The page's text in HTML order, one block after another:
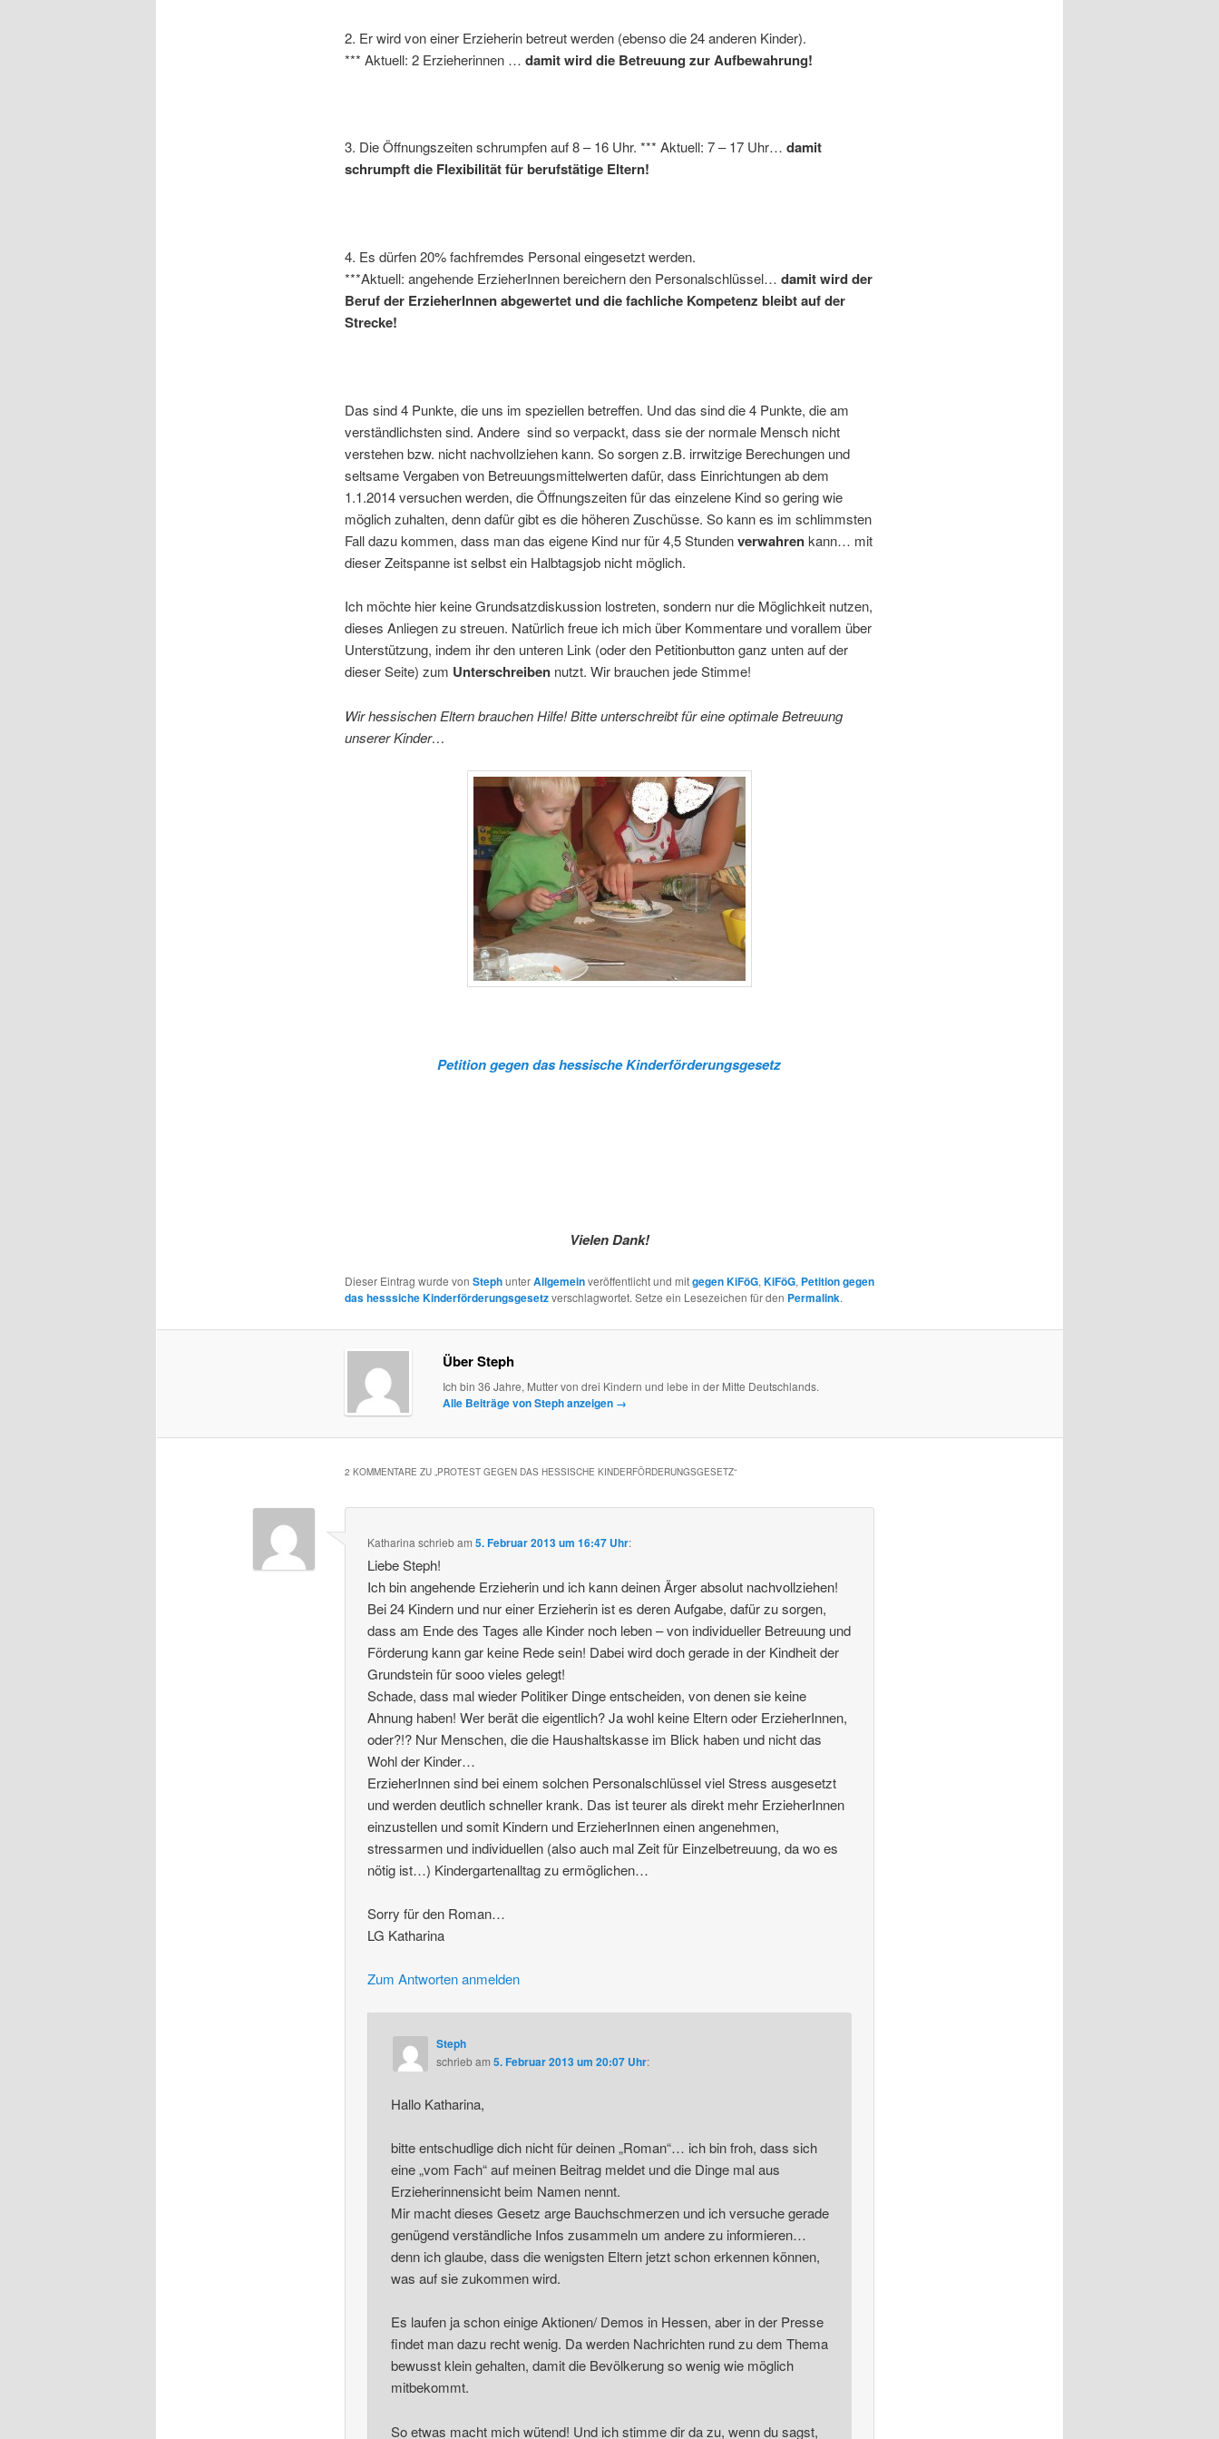
2. Er wird von einer Erzieherin betreut werden (ebenso die 24 anderen Kinder).
*** Aktuell: 2 Erzieherinnen … damit wird die Betreuung zur Aufbewahrung!
3. Die Öffnungszeiten schrumpfen auf 8 – 16 Uhr. *** Aktuell: 7 – 17 Uhr… damit
schrumpft die Flexibilität für berufstätige Eltern!
4. Es dürfen 20% fachfremdes Personal eingesetzt werden.
***Aktuell: angehende ErzieherInnen bereichern den Personalschlüssel… damit wird der
Beruf der ErzieherInnen abgewertet und die fachliche Kompetenz bleibt auf der
Strecke!
Das sind 4 Punkte, die uns im speziellen betreffen. Und das sind die 4 Punkte, die am
verständlichsten sind. Andere sind so verpackt, dass sie der normale Mensch nicht
verstehen bzw. nicht nachvollziehen kann. So sorgen z.B. irrwitzige Berechungen und
seltsame Vergaben von Betreuungsmittelwerten dafür, dass Einrichtungen ab dem
1.1.2014 versuchen werden, die Öffnungszeiten für das einzelene Kind so gering wie
möglich zuhalten, denn dafür gibt es die höheren Zuschüsse. So kann es im schlimmsten
Fall dazu kommen, dass man das eigene Kind nur für 4,5 Stundenverwahrenkann… mit
dieser Zeitspanne ist selbst ein Halbtagsjob nicht möglich.
Ich möchte hier keine Grundsatzdiskussion lostreten, sondern nur die Möglichkeit nutzen,
dieses Anliegen zu streuen. Natürlich freue ich mich über Kommentare und vorallem über
Unterstützung, indem ihr den unteren Link (oder den Petitionbutton ganz unten auf der
dieser Seite) zum Unterschreibennutzt. Wir brauchen jede Stimme!
Wir hessischen Eltern brauchen Hilfe! Bitte unterschreibt für eine optimale Betreuung
unserer Kinder…
Petition gegen das hessische Kinderförderungsgesetz
Vielen Dank!
Dieser Eintrag wurde von StephunterAllgemeinveröffentlicht und mitgegen KiFöG, KiFöG, Petition gegen
das hesssiche Kinderförderungsgesetzverschlagwortet. Setze ein Lesezeichen für den Permalink.
Über Steph
Ich bin 36 Jahre, Mutter von drei Kindern und lebe in der Mitte Deutschlands.
Alle Beiträge von Steph anzeigen →
2 KOMMENTARE ZU „PROTEST GEGEN DAS HESSISCHE KINDERFÖRDERUNGSGESETZ“
Katharina schriebam5. Februar 2013 um 16:47 Uhr:
Liebe Steph!
Ich bin angehende Erzieherin und ich kann deinen Ärger absolut nachvollziehen!
Bei 24 Kindern und nur einer Erzieherin ist es deren Aufgabe, dafür zu sorgen,
dass am Ende des Tages alle Kinder noch leben – von individueller Betreuung und
Förderung kann gar keine Rede sein! Dabei wird doch gerade in der Kindheit der
Grundstein für sooo vieles gelegt!
Schade, dass mal wieder Politiker Dinge entscheiden, von denen sie keine
Ahnung haben! Wer berät die eigentlich? Ja wohl keine Eltern oder ErzieherInnen,
oder?!? Nur Menschen, die die Haushaltskasse im Blick haben und nicht das
Wohl der Kinder…
ErzieherInnen sind bei einem solchen Personalschlüssel viel Stress ausgesetzt
und werden deutlich schneller krank. Das ist teurer als direkt mehr ErzieherInnen
einzustellen und somit Kindern und ErzieherInnen einen angenehmen,
stressarmen und individuellen (also auch mal Zeit für Einzelbetreuung, da wo es
nötig ist…) Kindergartenalltag zu ermöglichen…
Sorry für den Roman…
LG Katharina
Zum Antworten anmelden
Steph
schriebam 5. Februar 2013 um 20:07 Uhr:
Hallo Katharina,
bitte entschudlige dich nicht für deinen „Roman“… ich bin froh, dass sich
eine „vom Fach“ auf meinen Beitrag meldet und die Dinge mal aus
Erzieherinnensicht beim Namen nennt.
Mir macht dieses Gesetz arge Bauchschmerzen und ich versuche gerade
genügend verständliche Infos zusammeln um andere zu informieren…
denn ich glaube, dass die wenigsten Eltern jetzt schon erkennen können,
was auf sie zukommen wird.
Es laufen ja schon einige Aktionen/ Demos in Hessen, aber in der Presse
findet man dazu recht wenig. Da werden Nachrichten rund zu dem Thema
bewusst klein gehalten, damit die Bevölkerung so wenig wie möglich
mitbekommt.
So etwas macht mich wütend! Und ich stimme dir da zu, wenn du sagst,